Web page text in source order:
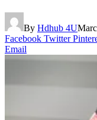
By Hdhub 4U
Facebook Twitter
Email